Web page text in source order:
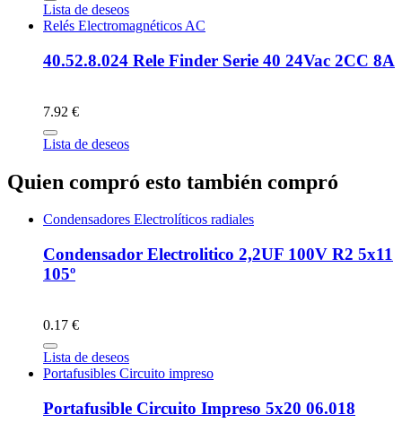
Lista de deseos
Relés Electromagnéticos AC
40.52.8.024 Rele Finder Serie 40 24Vac 2CC 8A
7.92 €
Lista de deseos
Quien compró esto también compró
Condensadores Electrolíticos radiales
Condensador Electrolitico 2,2UF 100V R2 5x11
105º
0.17 €
Lista de deseos
Portafusibles Circuito impreso
Portafusible Circuito Impreso 5x20 06.018